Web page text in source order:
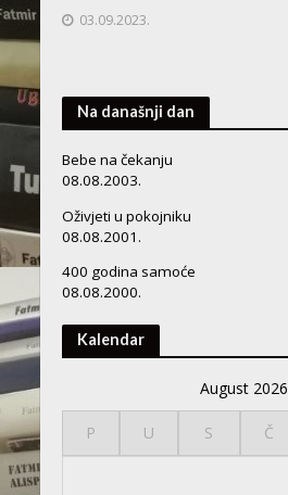
03.09.2023.
Na današnji dan
Bebe na čekanju
08.08.2003.
Oživjeti u pokojniku
08.08.2001.
400 godina samoće
08.08.2000.
Kalendar
August 2026
P U S Č